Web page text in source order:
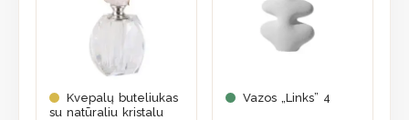
Kvepalų buteliukas
su natūraliu kristalu
Vazos „Links” 4